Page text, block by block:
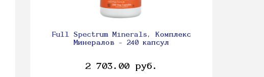
Full Spectrum Minerals, Комплекс
Минералов - 240 капсул
2 703.00 руб.